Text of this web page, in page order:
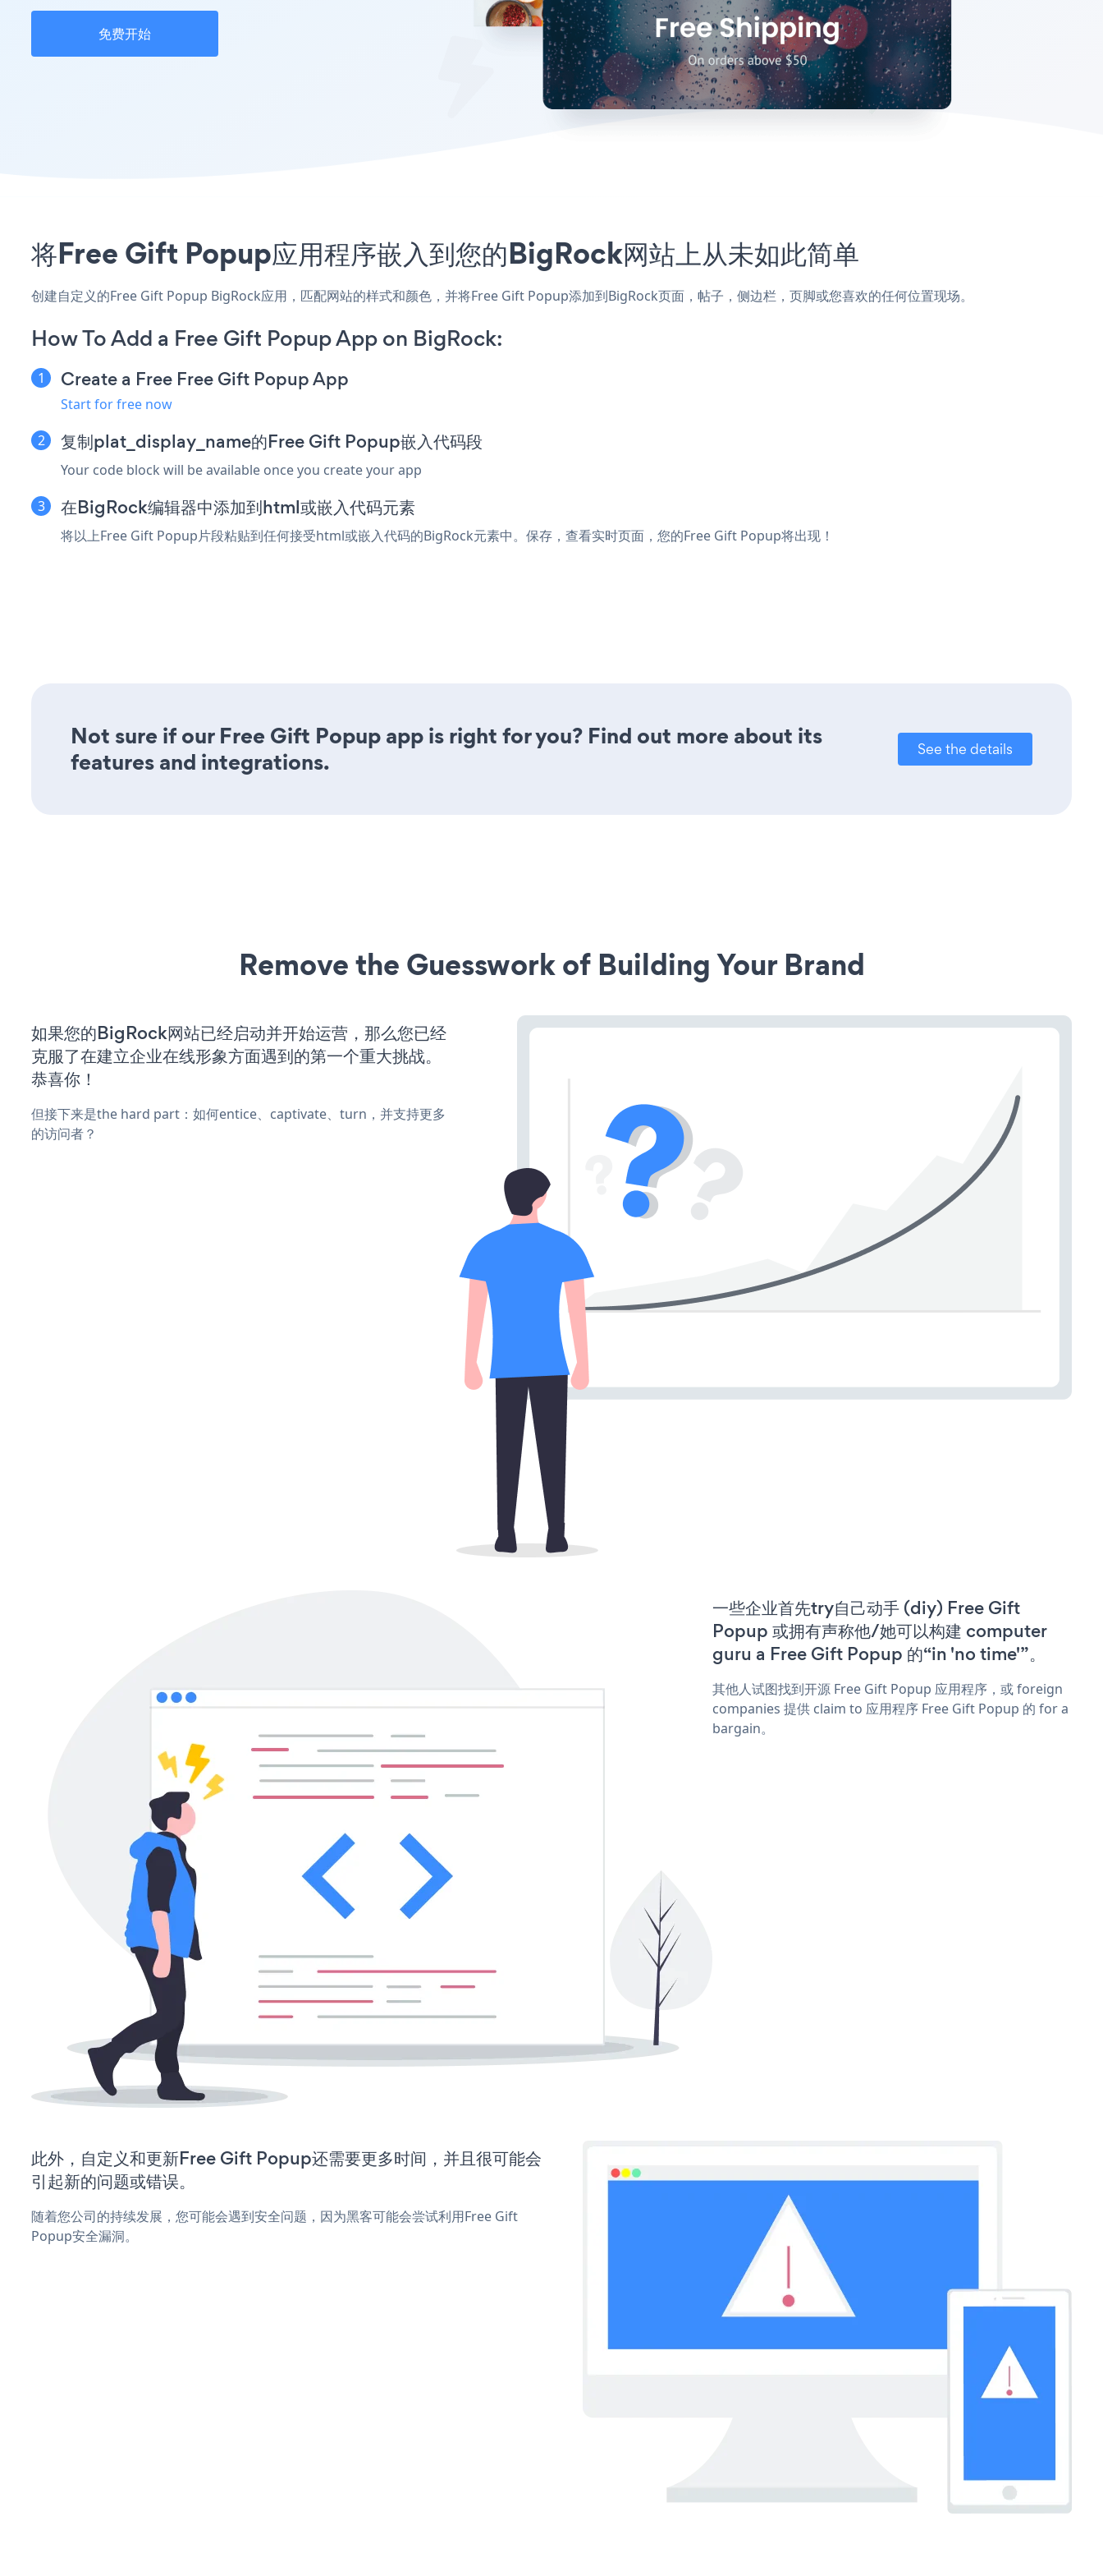
免费开始
将Free Gift Popup应用程序嵌入到您的BigRock网站上从未如此简单
创建自定义的Free Gift Popup BigRock应用，匹配网站的样式和颜色，并将Free Gift Popup添加到BigRock页面，帖子，侧边栏，页脚或您喜欢的任何位置现场。
How To Add a Free Gift Popup App on BigRock:
Create a Free Free Gift Popup App
Start for free now
复制plat_display_name的Free Gift Popup嵌入代码段
Your code block will be available once you create your app
在BigRock编辑器中添加到html或嵌入代码元素
将以上Free Gift Popup片段粘贴到任何接受html或嵌入代码的BigRock元素中。保存，查看实时页面，您的Free Gift Popup将出现！
Not sure if our Free Gift Popup app is right for you? Find out more about its
features and integrations.
See the details
Remove the Guesswork of Building Your Brand
如果您的BigRock网站已经启动并开始运营，那么您已经
克服了在建立企业在线形象方面遇到的第一个重大挑战。
恭喜你！
但接下来是the hard part：如何entice、captivate、turn，并支持更多
的访问者？
一些企业首先try自己动手 (diy) Free Gift
Popup 或拥有声称他/她可以构建 computer
guru a Free Gift Popup 的“in 'no time'”。
其他人试图找到开源 Free Gift Popup 应用程序，或 foreign
companies 提供 claim to 应用程序 Free Gift Popup 的 for a
bargain。
此外，自定义和更新Free Gift Popup还需要更多时间，并且很可能会
引起新的问题或错误。
随着您公司的持续发展，您可能会遇到安全问题，因为黑客可能会尝试利用Free Gift
Popup安全漏洞。